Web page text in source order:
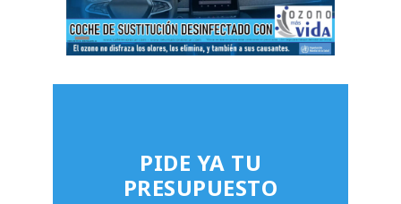
PIDE YA TU
PRESUPUESTO